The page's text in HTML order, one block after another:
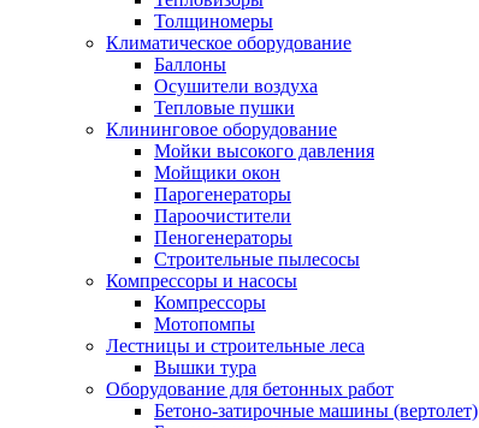
Толщиномеры
Климатическое оборудование
Баллоны
Осушители воздуха
Тепловые пушки
Клининговое оборудование
Мойки высокого давления
Мойщики окон
Парогенераторы
Пароочистители
Пеногенераторы
Строительные пылесосы
Компрессоры и насосы
Компрессоры
Мотопомпы
Лестницы и строительные леса
Вышки тура
Оборудование для бетонных работ
Бетоно-затирочные машины (вертолет)